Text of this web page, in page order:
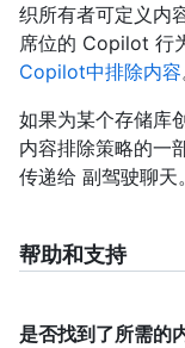
织所有者可定义内
席位的 Copilot 行
Copilot中排除内容
如果为某个存储库
内容排除策略的一
传递给 副驾驶聊天。
帮助和支持
是否找到了所需的